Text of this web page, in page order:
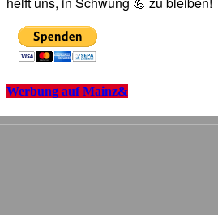
Werbung auf Mainz&